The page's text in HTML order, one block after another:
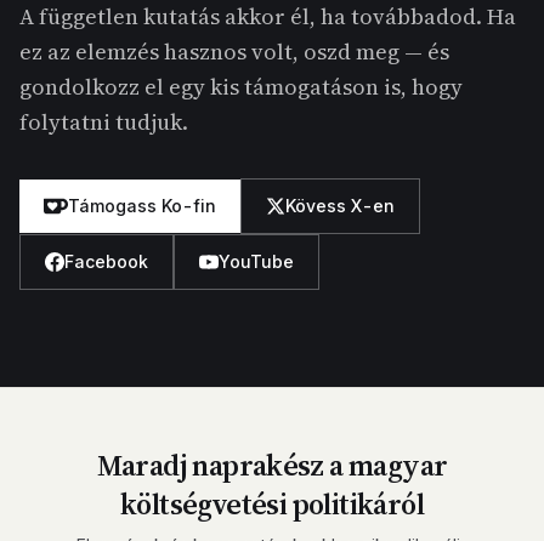
A független kutatás akkor él, ha továbbadod. Ha
ez az elemzés hasznos volt, oszd meg — és
gondolkozz el egy kis támogatáson is, hogy
folytatni tudjuk.
Támogass Ko-fin Kövess X-en
Facebook YouTube
Maradj naprakész a magyar
költségvetési politikáról